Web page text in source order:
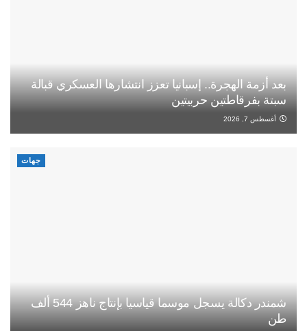
بعد أزمة الهجرة.. إسبانيا تعزز انتشارها العسكري قبالة
سبتة بفرقاطتين حربيتين
أغسطس 7, 2026
جهات
شمندر دكالة يسجل موسما قياسيا بإنتاج ناهز 544 ألف
طن